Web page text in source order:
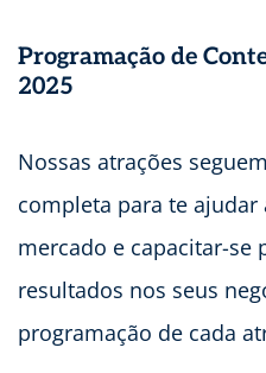
Programação de
2025
Nossas atrações
completa para te
mercado e capacitar-se
resultados nos seus
programação de cada